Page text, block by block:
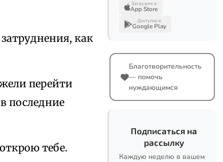
как
перейти
последние
тебе.
Загрузите в
App Store
Доступно в
Google Play
Благотворительность
— помочь
нуждающимся
Подписаться на
рассылку
Каждую неделю в вашем